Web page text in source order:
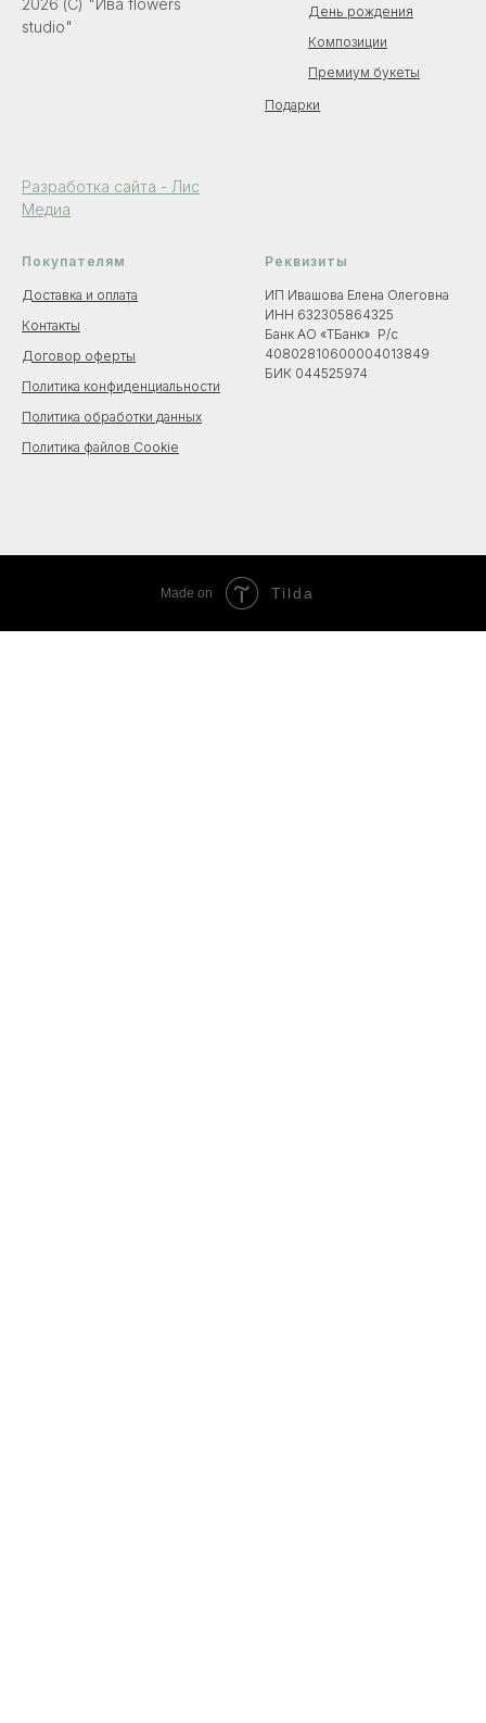
studio"
Разработка сайта - Лис
Медиа
День рождения
Композиции
Премиум букеты
Подарки
Покупателям
Доставка и оплата
Контакты
Договор оферты
Политика конфиденциальности
Политика обработки данных
Политика файлов Cookie
Реквизиты
ИП Ивашова Елена Олеговна
ИНН 632305864325
Банк АО «ТБанк» Р/с
40802810600004013849
БИК 044525974
Made on Tilda